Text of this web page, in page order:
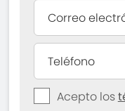
Acepto los